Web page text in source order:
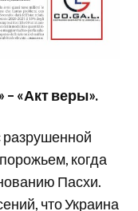
– «Акт веры».
когда
Пасхи.
что Украина